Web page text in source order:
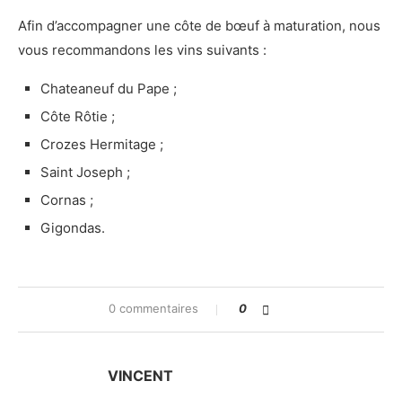
Afin d’accompagner une côte de bœuf à maturation, nous
vous recommandons les vins suivants :
Chateaneuf du Pape ;
Côte Rôtie ;
Crozes Hermitage ;
Saint Joseph ;
Cornas ;
Gigondas.
0 commentaires 0
VINCENT